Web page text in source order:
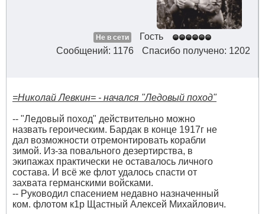
Не в сети
Гость
Сообщений: 1176
Спасибо получено: 1202
=Николай Левкин= - начался "Ледовый поход"
-- "Ледовый поход" действительно можно
назвать героическим. Бардак в конце 1917г не
дал возможности отремонтировать корабли
зимой. Из-за повального дезертирства, в
экипажах практически не оставалось личного
состава. И всё же флот удалось спасти от
захвата германскими войсками.
-- Руководил спасением недавно назначенный
ком. флотом к1р Щастный Алексей Михайлович.